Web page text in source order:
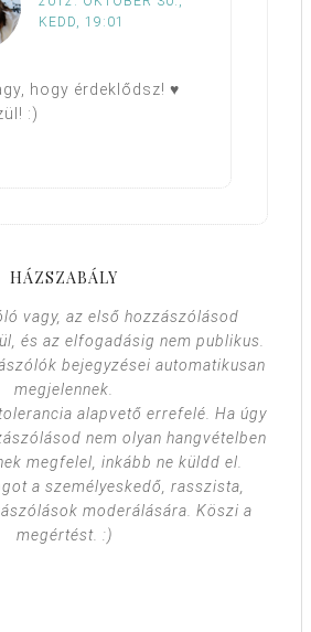
KEDD, 19:01
hogy érdeklődsz! ♥
:)
HÁZSZABÁLY
vagy, az első hozzászólásod
és az elfogadásig nem publikus.
bejegyzései automatikusan
megjelennek.
alapvető errefelé. Ha úgy
nem olyan hangvételben
megfelel, inkább ne küldd el.
a személyeskedő, rasszista,
moderálására. Köszi a
megértést. :)